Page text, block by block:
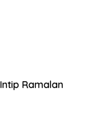
Ramalan